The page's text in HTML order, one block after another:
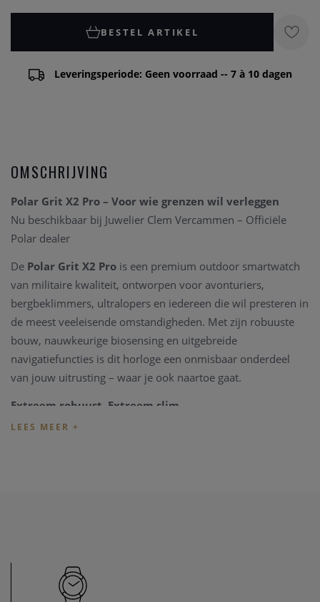
BESTEL ARTIKEL
Leveringsperiode: Geen voorraad -- 7 à 10 dagen
OMSCHRIJVING
Polar Grit X2 Pro – Voor wie grenzen wil verleggen
Nu beschikbaar bij Juwelier Clem Vercammen – Officiële
Polar dealer
De Polar Grit X2 Pro is een premium outdoor smartwatch
van militaire kwaliteit, ontworpen voor avonturiers,
bergbeklimmers, ultralopers en iedereen die wil presteren in
de meest veeleisende omstandigheden. Met zijn robuuste
bouw, nauwkeurige biosensing en uitgebreide
navigatiefuncties is dit horloge een onmisbaar onderdeel
van jouw uitrusting – waar je ook naartoe gaat.
Extreem robuust. Extreem slim.
Roestvrijstalen kast en krasbestendig saffierglas
Dual-frequency GPS voor ultranauwkeurige
plaatsbepaling